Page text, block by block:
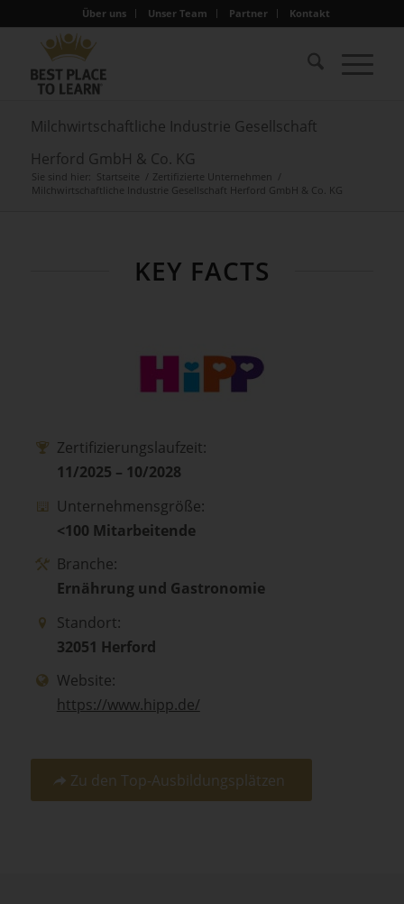
Über uns Unser Team Partner Kontakt
Milchwirtschaftliche Industrie Gesellschaft
Herford GmbH & Co. KG
Sie sind hier: Startseite / Zertifizierte Unternehmen /
Milchwirtschaftliche Industrie Gesellschaft Herford GmbH & Co. KG
KEY FACTS
Zertifizierungslaufzeit:
11/2025 – 10/2028
Unternehmensgröße:
<100 Mitarbeitende
Branche:
Ernährung und Gastronomie
Standort:
32051 Herford
Website:
https://www.hipp.de/
Zu den Top-Ausbildungsplätzen